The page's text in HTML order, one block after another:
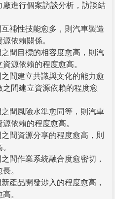
進行個案訪談分析，訪談結
補性技能愈多，則汽車製造
依賴關係。
間目標的相容度愈高，則汽
源依賴的程度愈高。
間建立共識與文化的能力愈
間建立資源依賴的程度愈
間風險水準愈同等，則汽車
依賴的程度愈高。
間資源分享的程度愈高，則
間作業系統融合度愈密切，
。
產品開發涉入的程度愈高，
。